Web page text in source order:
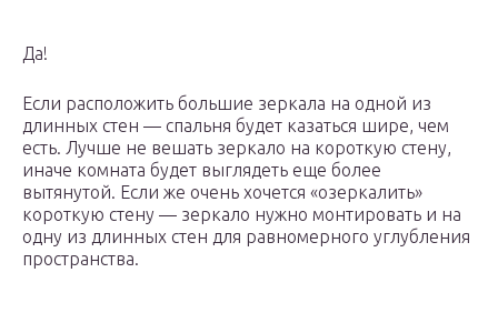
Да!
Если расположить большие зеркала на одной из
длинных стен — спальня будет казаться шире, чем
есть. Лучше не вешать зеркало на короткую стену,
иначе комната будет выглядеть еще более
вытянутой. Если же очень хочется «озеркалить»
короткую стену — зеркало нужно монтировать и на
одну из длинных стен для равномерного углубления
пространства.